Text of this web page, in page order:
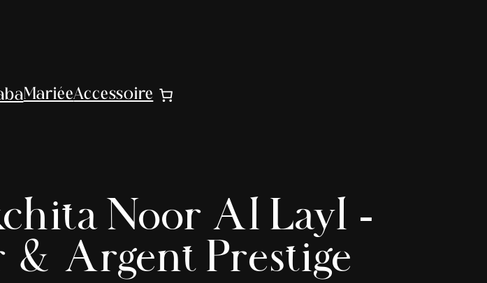
MariéeAccessoire
Noor Al Layl –
& Argent Prestige